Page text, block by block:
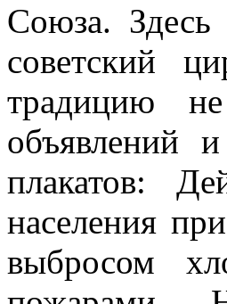
Союза.
советский
традицию
объявлений
плакатов:
населения
выбросом